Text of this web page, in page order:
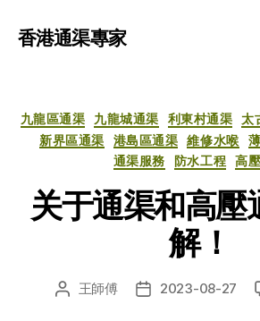
香港通渠專家
分
类
九龍區通渠 九龍城通渠 利東村通渠 太
新界區通渠
港島區通渠 維修水喉
通渠服務
防水工程 高
关于通渠和高壓
解！
文 王師傅
发 2023-08-27